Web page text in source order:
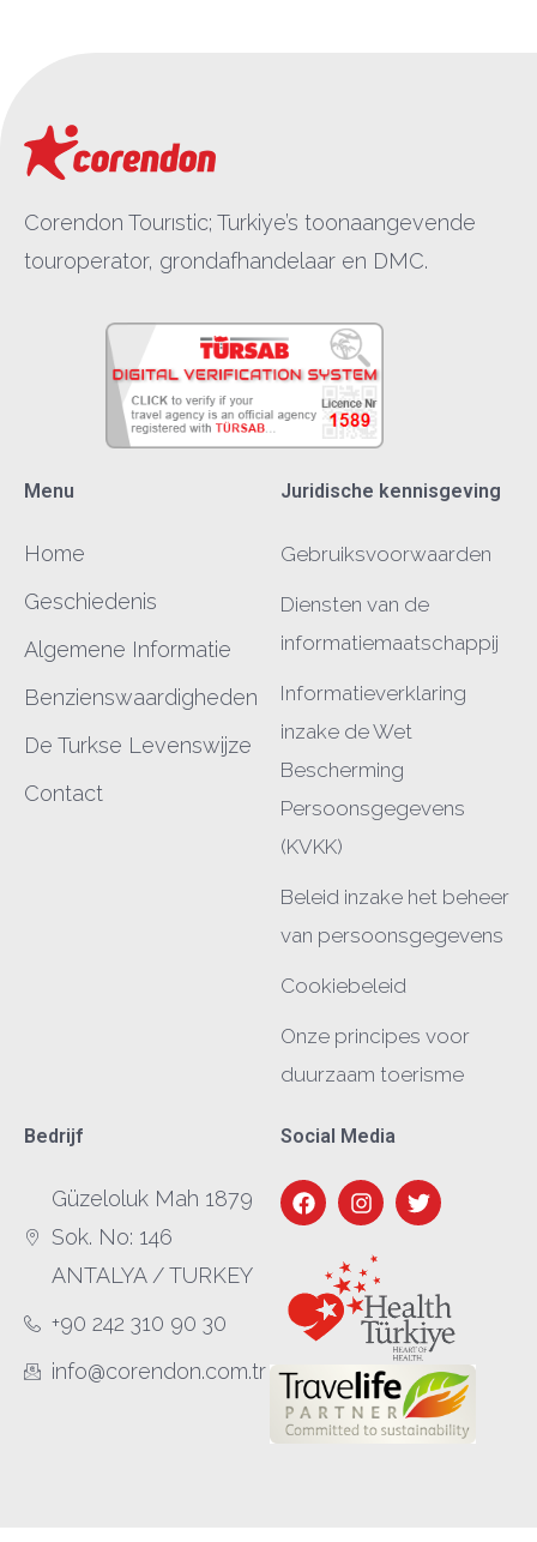
Corendon Tourıstic; Turkiye’s toonaangevende
touroperator, grondafhandelaar en DMC.
Menu
Home
Geschiedenis
Algemene Informatie
Benzienswaardigheden
De Turkse Levenswijze
Contact
Juridische kennisgeving
Gebruiksvoorwaarden
Diensten van de
informatiemaatschappij
Informatieverklaring
inzake de Wet
Bescherming
Persoonsgegevens
(KVKK)
Beleid inzake het beheer
van persoonsgegevens
Cookiebeleid
Onze principes voor
duurzaam toerisme
Bedrijf
Güzeloluk Mah 1879
Sok. No: 146
ANTALYA / TURKEY
+90 242 310 90 30
info@corendon.com.tr
Social Media